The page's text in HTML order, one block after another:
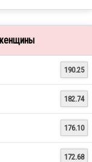
190.25
182.74
176.10
172.68